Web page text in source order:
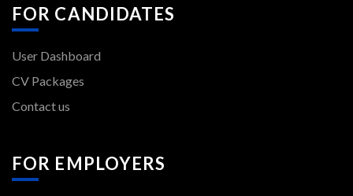
FOR CANDIDATES
User Dashboard
CV Packages
Contact us
FOR EMPLOYERS